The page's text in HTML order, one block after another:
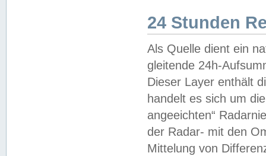
24 Stunden
Als Quelle dient ein
gleitende 24h-
Dieser Layer enthält
handelt es sich um
angeeichten“
der Radar- mit den
Mittelung von